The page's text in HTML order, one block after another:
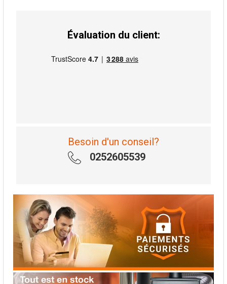
Évaluation du client:
Besoin d'un conseil?
0252605539